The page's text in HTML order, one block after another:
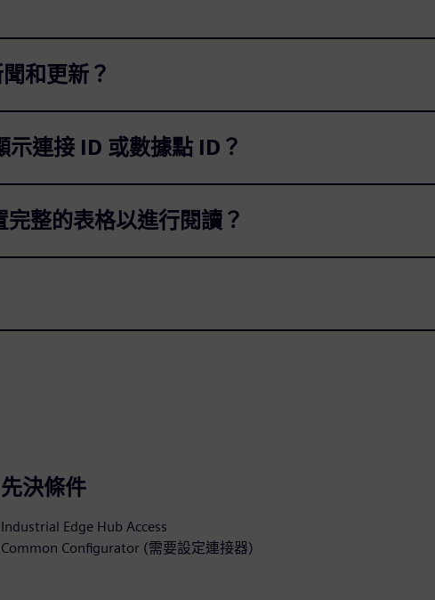
和更新？
連接 ID 或數據點 ID？
整的表格以進行閱讀？
先決條件
Industrial Edge Hub Access
Common Configurator (需要設定連接器)